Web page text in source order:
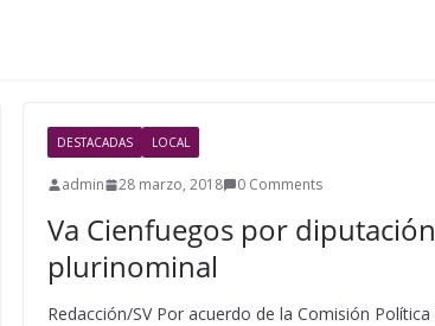
DESTACADAS LOCAL
admin 28 marzo, 2018 0 Comments
Va Cienfuegos por diputación
plurinominal
Redacción/SV Por acuerdo de la Comisión Política